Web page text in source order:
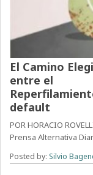
El Camino
entre el
default
POR HORACIO
Prensa Alternativa
Posted by: Silvio